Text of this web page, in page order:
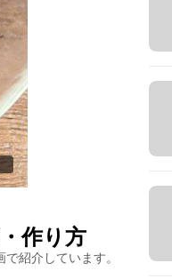
作り方
紹介しています。